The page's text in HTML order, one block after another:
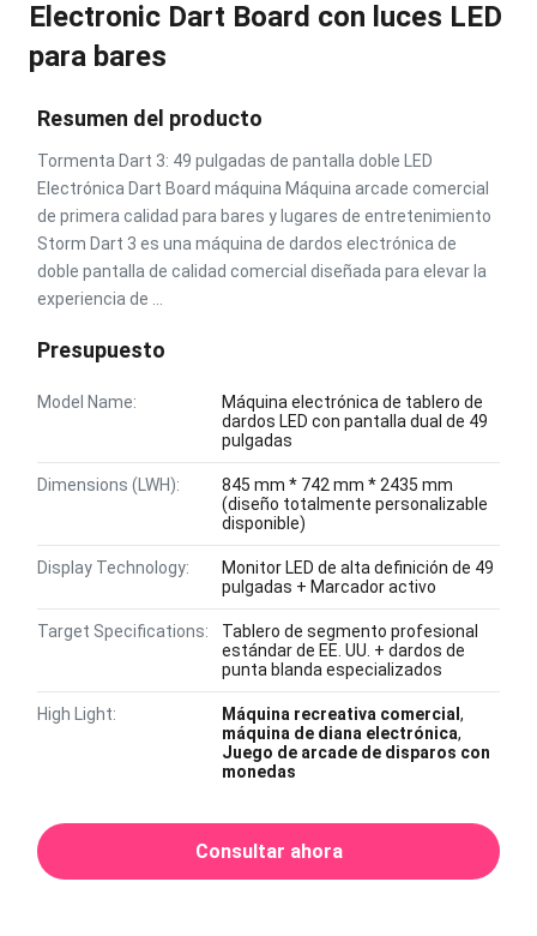
Electronic Dart Board con luces LED
para bares
Resumen del producto
Tormenta Dart 3: 49 pulgadas de pantalla doble LED
Electrónica Dart Board máquina Máquina arcade comercial
de primera calidad para bares y lugares de entretenimiento
Storm Dart 3 es una máquina de dardos electrónica de
doble pantalla de calidad comercial diseñada para elevar la
experiencia de ...
Presupuesto
Model Name:
Máquina electrónica de tablero de
dardos LED con pantalla dual de 49
pulgadas
Dimensions (LWH):
845 mm * 742 mm * 2435 mm
(diseño totalmente personalizable
disponible)
Display Technology:
Monitor LED de alta definición de 49
pulgadas + Marcador activo
Target Specifications:
Tablero de segmento profesional
estándar de EE. UU. + dardos de
punta blanda especializados
High Light: Máquina recreativa comercial,
máquina de diana electrónica,
Juego de arcade de disparos con
monedas
Consultar ahora